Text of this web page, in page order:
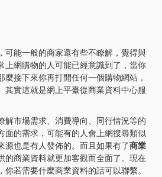
可能一般的商家還有些不瞭解，覺得與
上網購物的人可能已經意識到了，當你
麼接下來你再打開任何一個購物網站，
其實這就是網上平臺從商業資料中心服
解市場需求、消費導向、同行情況等的
面的需求，可能有的人會上網搜尋類似
源也是有人發佈的。而且如果有了商業
的商業資料就更加客觀而全面了。現在
若需要什麼商業資料的話可以聯繫。